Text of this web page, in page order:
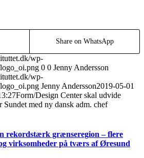
Share on WhatsApp
wp-
0 0 Jenny Andersson
wp-
Jenny Andersson2019-05-01
Form/Design Center skal udvide
Sundet med ny dansk adm. chef
rekordstærk grænseregion – flere
virksomheder på tværs af Øresund